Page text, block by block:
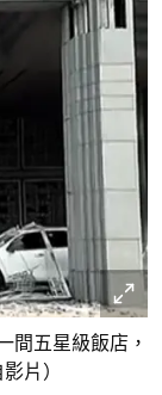
間五星級飯店，
片）